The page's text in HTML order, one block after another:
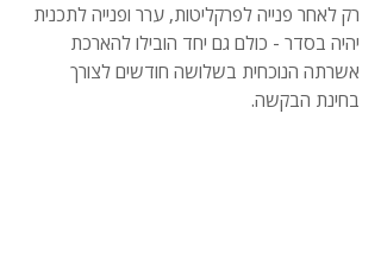
רק לאחר פנייה לפרקליטות, ערר ופנייה לתכנית
יהיה בסדר - כולם גם יחד הובילו להארכת
אשרתה הנוכחית בשלושה חודשים לצורך
בחינת הבקשה.